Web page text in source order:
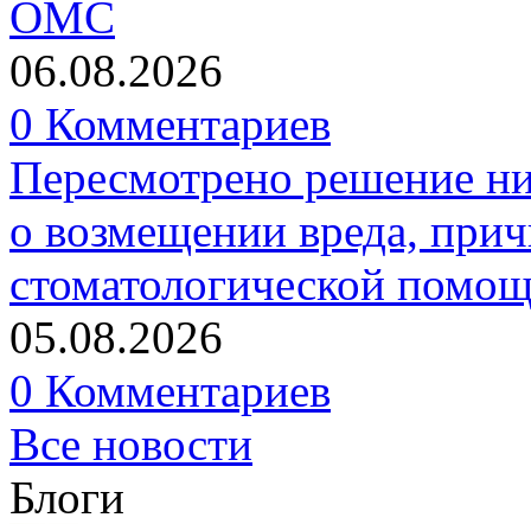
ОМС
06.08.2026
0 Комментариев
Пересмотрено решение
о возмещении вреда,
стоматологической
05.08.2026
0 Комментариев
Все новости
Блоги